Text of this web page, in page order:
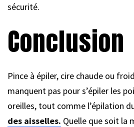
sécurité.
Conclusion
Pince à épiler, cire chaude ou
manquent pas pour s’épiler les
oreilles, tout comme l’épilation
des aisselles. Quelle que soit la